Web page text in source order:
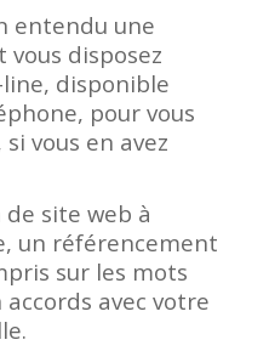
entendu une
disposez
disponible
pour vous
vous en avez
site web à
un référencement
sur les mots
avec votre